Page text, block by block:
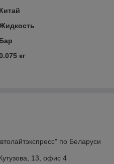
Китай
Бар
кг
по Беларуси
13, офис 4